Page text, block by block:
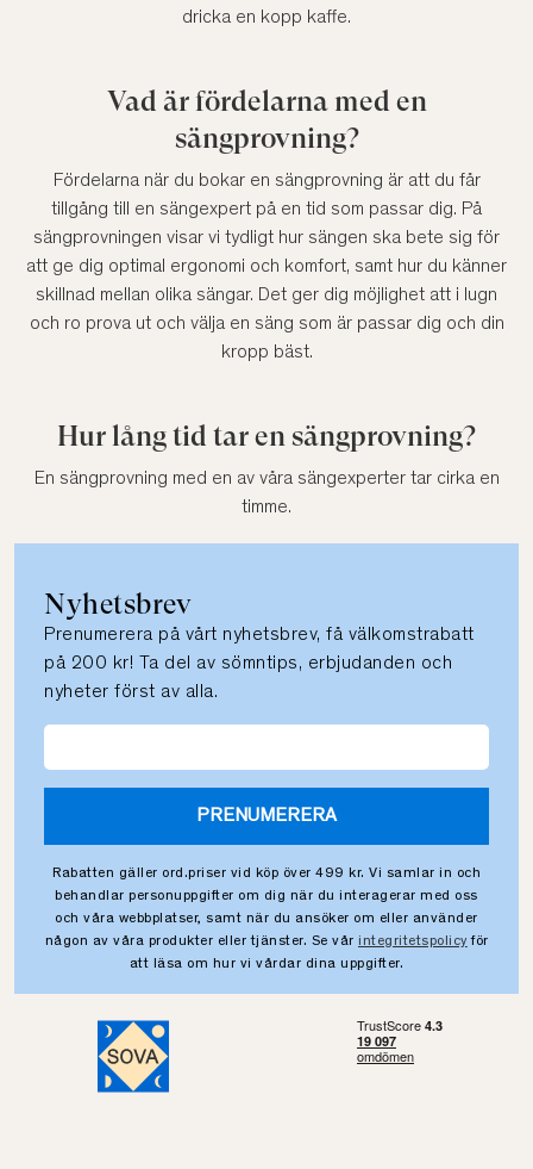
dricka en kopp kaffe.
Vad är fördelarna med en
sängprovning?
Fördelarna när du bokar en sängprovning är att du får
tillgång till en sängexpert på en tid som passar dig. På
sängprovningen visar vi tydligt hur sängen ska bete sig för
att ge dig optimal ergonomi och komfort, samt hur du känner
skillnad mellan olika sängar. Det ger dig möjlighet att i lugn
och ro prova ut och välja en säng som är passar dig och din
kropp bäst.
Hur lång tid tar en sängprovning?
En sängprovning med en av våra sängexperter tar cirka en
timme.
Nyhetsbrev
Prenumerera på vårt nyhetsbrev, få välkomstrabatt
på 200 kr! Ta del av sömntips, erbjudanden och
nyheter först av alla.
PRENUMERERA
Rabatten gäller ord.priser vid köp över 499 kr. Vi samlar in och
behandlar personuppgifter om dig när du interagerar med oss
och våra webbplatser, samt när du ansöker om eller använder
någon av våra produkter eller tjänster. Se vår integritetspolicy för
att läsa om hur vi vårdar dina uppgifter.